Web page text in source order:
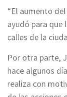
“El aumento
ayudó para que
calles de la
Por otra parte,
hace algunos
realiza con